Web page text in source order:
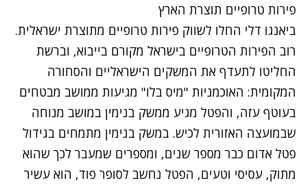
פירות טרופיים תוצרת הארץ
ביאנגו דלי החלו לשווק פירות טרופיים מתוצרת ישראלית.
רוב הפירות הטרופיים בישראל מקורם בייבוא, וברשת
החליטו לתעדף את המשקים הישראליים והסחורה
המקומית: האוכמניות "מיס בלו" מגיעות ממושב מבטחים
בעוטף עזה, והפטל מגיע ממשק בנימין במושב מנוחה
שבמועצה האזורית לכיש. במשק בנימין מתמחים בגידול
פטל אדום כבר מספר שנים, ומספרים שמעבר לכך שהוא
מתוק, עסיסי וטעים, הפטל נחשב לסופר פוד, הוא עשיר